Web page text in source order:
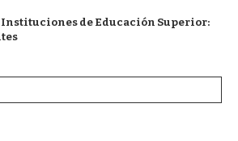
Instituciones de Educación Superior: